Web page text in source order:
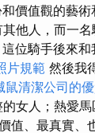
價值觀的藝
他人，而一
這位騎手後來
片規範 然後我
鼠清潔公司的
女人；熱愛馬
值、最真實、